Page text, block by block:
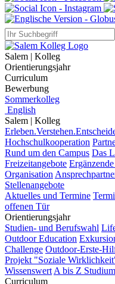
Salem | Kolleg
Orientierungsjahr
Curriculum
Bewerbung
Sommerkolleg
English
Salem | Kolleg
Hochschulkooperation
Rund um den Campus Das
Freizeitangebote
Organisation
Stellenangebote
Aktuelles und Termine
offenen Tür
Orientierungsjahr
Studien- und Berufswahl
Outdoor Education
Challenge Outdoor-Erste-
Projekt "Soziale
Wissenswert A bis Z Studium
Curriculum